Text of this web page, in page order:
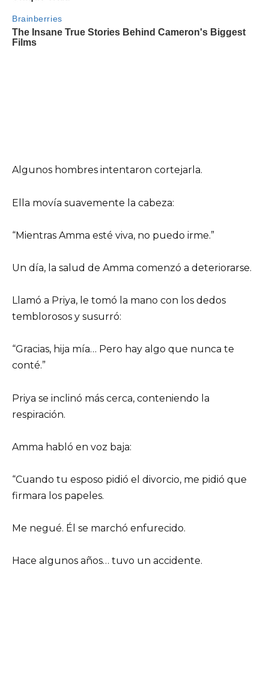
Algunos hombres intentaron cortejarla.
Ella movía suavemente la cabeza:
“Mientras Amma esté viva, no puedo irme.”
Un día, la salud de Amma comenzó a deteriorarse.
Llamó a Priya, le tomó la mano con los dedos
temblorosos y susurró:
“Gracias, hija mía… Pero hay algo que nunca te
conté.”
Priya se inclinó más cerca, conteniendo la
respiración.
Amma habló en voz baja:
“Cuando tu esposo pidió el divorcio, me pidió que
firmara los papeles.
Me negué. Él se marchó enfurecido.
Hace algunos años… tuvo un accidente.